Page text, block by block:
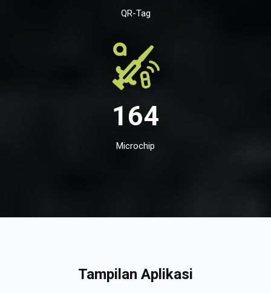
QR-Tag
164
Microchip
Tampilan Aplikasi